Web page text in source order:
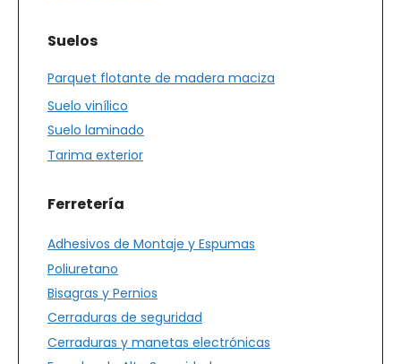
Suelos
Parquet flotante de madera maciza
Suelo vinílico
Suelo laminado
Tarima exterior
Ferretería
Adhesivos de Montaje y Espumas
Poliuretano
Bisagras y Pernios
Cerraduras de seguridad
Cerraduras y manetas electrónicas